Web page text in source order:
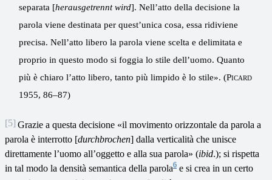
separata [herausgetrennt wird]. Nell’atto della decisione la
parola viene destinata per quest’unica cosa, essa ridiviene
precisa. Nell’atto libero la parola viene scelta e delimitata e
proprio in questo modo si foggia lo stile dell’uomo. Quanto
più è chiaro l’atto libero, tanto più limpido è lo stile». (Picard
1955, 86–87)
[5] Grazie a questa decisione «il movimento orizzontale da parola a
parola è interrotto [durchbrochen] dalla verticalità che unisce
direttamente l’uomo all’oggetto e alla sua parola» (ibid.); si rispetta
in tal modo la densità semantica della parola6 e si crea in un certo